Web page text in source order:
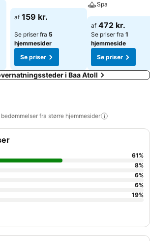
af 159 kr.
Se priser fra 5
hjemmesider
Se priser
Spa
af 472 kr.
Se priser fra 1
hjemmeside
Se priser
i Baa Atoll
fra større hjemmesider
61%
8%
6%
6%
19%